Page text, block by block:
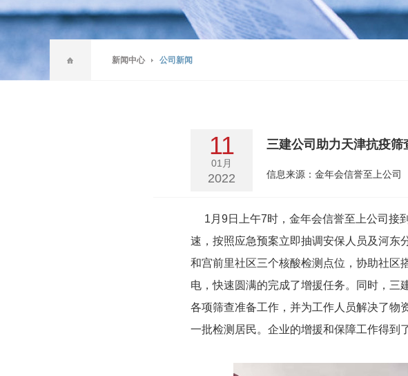
新闻中心 公司新闻
11
01月
2022
三建公司助力天津抗疫筛
信息来源：金年会信誉至上公司
1月9日上午7时，金年会信誉至上公司接
速，按照应急预案立即抽调安保人员及河东
和宫前里社区三个核酸检测点位，协助社区
电，快速圆满的完成了增援任务。同时，三
各项筛查准备工作，并为工作人员解决了物
一批检测居民。企业的增援和保障工作得到